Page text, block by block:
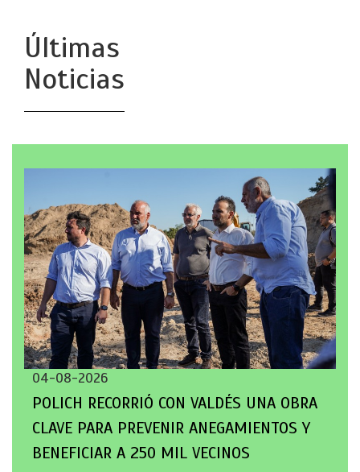
Últimas
Noticias
04-08-2026
POLICH RECORRIÓ CON VALDÉS UNA OBRA
CLAVE PARA PREVENIR ANEGAMIENTOS Y
BENEFICIAR A 250 MIL VECINOS